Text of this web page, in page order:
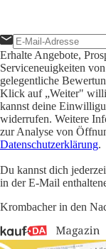
Erhalte Angebote,
Serviceneuigkeiten
gelegentliche
Klick auf „Weiter"
kannst deine
widerrufen. Weitere
zur Analyse von
Datenschutzerklärung.
Du kannst dich
in der E-Mail
Krombacher in den